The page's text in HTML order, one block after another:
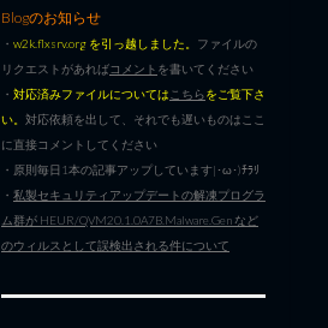
Blogのお知らせ
・ w2k.flxsrv.org を引っ越しました。 ファイルの
リクエストがあればコメント を書いてください
・ 対応済みファイルについては こちらをご覧下さ
い。 対応依頼を出して、それでも遅いものはここ
に直接コメントしてください
・原則毎日1本の記事アップしています|･ω･)ﾁﾗﾘ
・ 私製セキュリティアップデートの解凍プログラ
ム群が HEUR/QVM20.1.0A7B.Malware.Gen など
のウィルスとして誤検出される件について